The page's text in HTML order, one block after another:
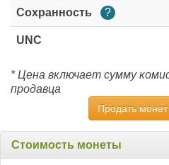
Сохранность ?
UNC
* Цена включает сумму
продавца
Продать
Стоимость монеты